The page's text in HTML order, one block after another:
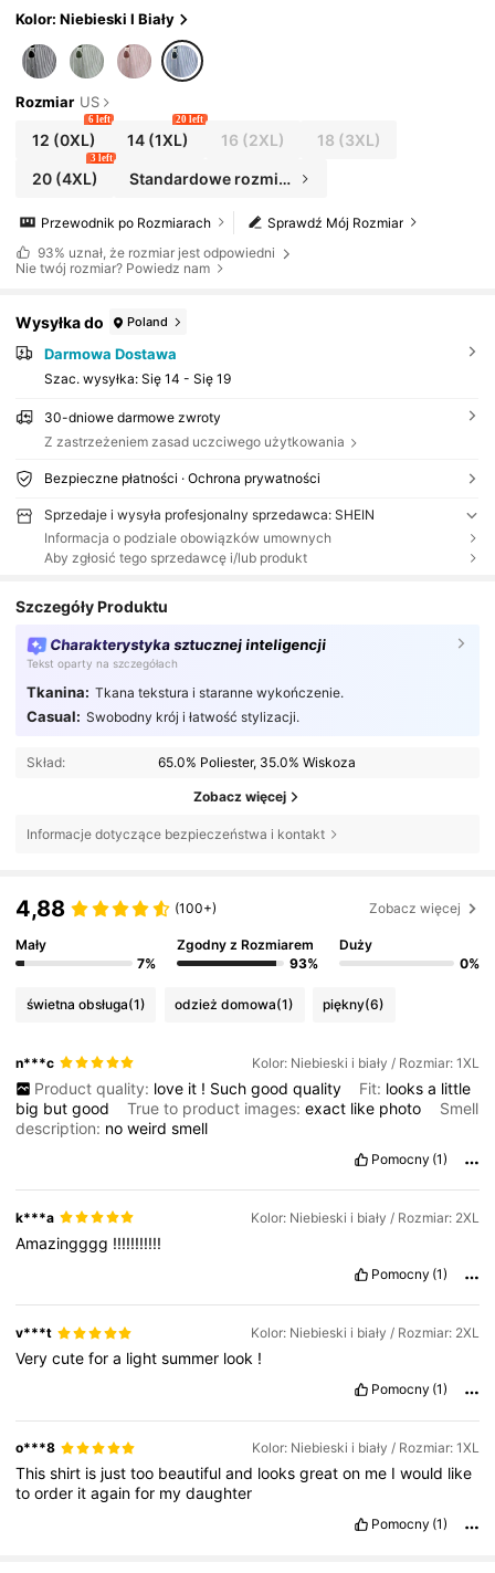
Kolor: Niebieski I Biały
Rozmiar US
12 (0XL)
6 left
14 (1XL)
20 left
16 (2XL) 18 (3XL)
20(4XL)
3 left
Standardowe rozmiary
Sprawdź Mój Rozmiar
Przewodnik po Rozmiarach
93% uznał, że rozmiar jest odpowiedni
Nie twój rozmiar? Powiedz nam
Wysyłka do Poland
Darmowa Dostawa
Szac. wysyłka: Się 14 - Się 19
30-dniowe darmowe zwroty
Z zastrzeżeniem zasad uczciwego użytkowania
Bezpieczne płatności · Ochrona prywatności
Sprzedaje i wysyła profesjonalny sprzedawca: SHEIN
Informacja o podziale obowiązków umownych
Aby zgłosić tego sprzedawcę i/lub produkt
Szczegóły Produktu
Charakterystyka sztucznej inteligencji
Tekst oparty na szczegółach
Tkanina: Tkana tekstura i staranne wykończenie.
Casual: Swobodny krój i łatwość stylizacji.
Skład: 65.0% Poliester, 35.0% Wiskoza
Zobacz więcej
Informacje dotyczące bezpieczeństwa i kontakt
4,88 (100+) Zobacz więcej
Mały
7%
Zgodny z Rozmiarem
93%
Duży
0%
świetna obsługa(1) odzież domowa(1) piękny(6)
n***c Kolor: Niebieski i biały / Rozmiar: 1XL
Product quality: love it ! Such good quality Fit: looks a little
big butgood True to product images:exact like photo
Smell
description: noweirdsmell
Pomocny (1)
k***a Kolor: Niebieski i biały / Rozmiar: 2XL
Amazingggg !!!!!!!!!!!
Pomocny (1)
v***t Kolor: Niebieski i biały / Rozmiar: 2XL
Verycutefora lightsummer look !
Pomocny (1)
o***8 Kolor: Niebieski i biały / Rozmiar: 1XL
Thisshirt is justtoo beautifuland looksgreaton me Iwould like
toorder itagainfor mydaughter
Pomocny (1)